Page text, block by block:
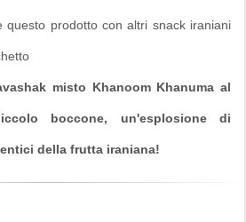
questo prodotto con altri snack iraniani
misto Khanoom Khanuma al
boccone, un'esplosione di
della frutta iraniana!